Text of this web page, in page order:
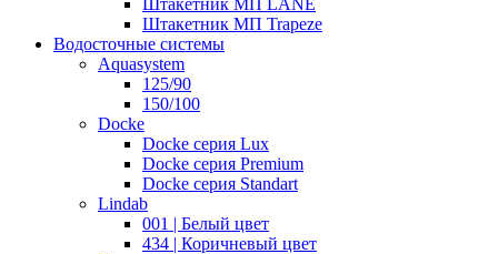
Штакетник МП LANE
Штакетник МП Trapeze
Водосточные системы
Aquasystem
125/90
150/100
Docke
Docke серия Lux
Docke серия Premium
Docke серия Standart
Lindab
001 | Белый цвет
434 | Коричневый цвет